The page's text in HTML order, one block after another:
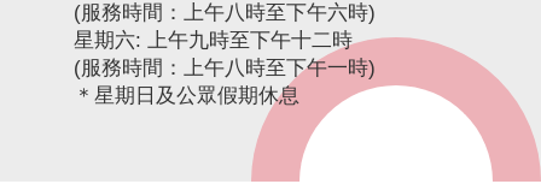
(服務時間：上午八時至下午六時)
星期六: 上午九時至下午十二時
(服務時間：上午八時至下午一時)
＊星期日及公眾假期休息